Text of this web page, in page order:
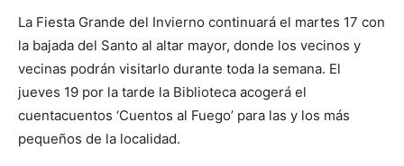
La Fiesta Grande del Invierno continuará el martes 17 con
la bajada del Santo al altar mayor, donde los vecinos y
vecinas podrán visitarlo durante toda la semana. El
jueves 19 por la tarde la Biblioteca acogerá el
cuentacuentos ‘Cuentos al Fuego’ para las y los más
pequeños de la localidad.